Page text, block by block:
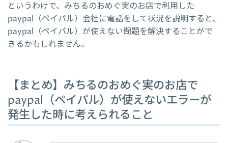
というわけで、みちるのおめぐ実のお店で利用した
paypal（ペイパル）会社に電話をして状況を説明すると、
paypal（ペイパル）が使えない問題を解決することがで
きるかもしれません。
【まとめ】みちるのおめぐ実のお店で
paypal（ペイパル）が使えないエラーが
発生した時に考えられること